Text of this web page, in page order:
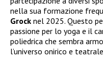
nella sua formazione
Grock nel 2025. Questo
passione per lo yoga e il
poliedrica che sembra
l’universo onirico e